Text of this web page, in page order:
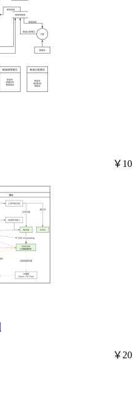
￥10
￥20